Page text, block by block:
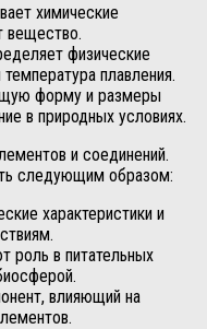
химические
вещество.
физические
плавления.
форму и размеры
в природных условиях.
и соединений.
следующим образом:
характеристики и
роль в питательных
влияющий на